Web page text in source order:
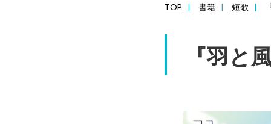
TOP 書籍 短歌
『羽と